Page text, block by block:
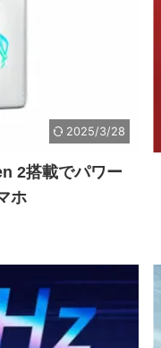
2025/3/28
2搭載でパワー
ホ